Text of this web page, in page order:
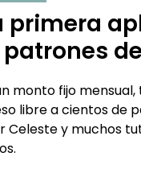
primera
patrones
monto fijo
libre a cientos de
Celeste y muchos